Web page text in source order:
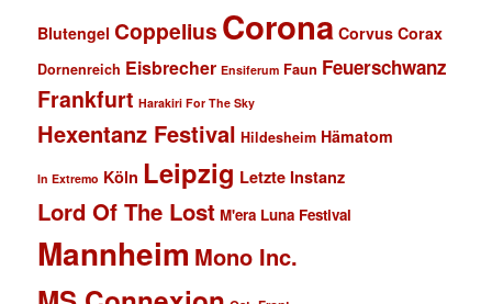
Blutengel Coppelius Corona Corvus Corax
Dornenreich Eisbrecher Ensiferum Faun Feuerschwanz
Frankfurt Harakiri For The Sky
Hexentanz Festival Hildesheim Hämatom
In Extremo Köln Leipzig Letzte Instanz
Lord Of The Lost M'era Luna Festival
Mannheim Mono Inc.